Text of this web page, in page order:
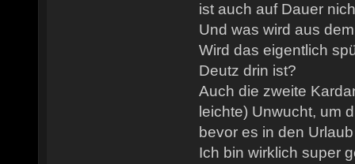
ist auch auf Dauer
Und was wird aus
Wird das eigentlich
Deutz drin ist?
Auch die zweite
leichte) Unwucht, um
bevor es in den
Ich bin wirklich super